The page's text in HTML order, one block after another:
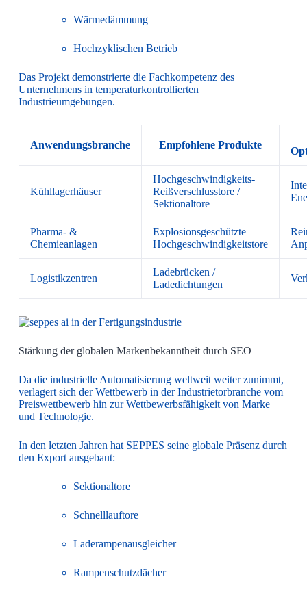
Wärmedämmung
Hochzyklischen Betrieb
Das Projekt demonstrierte die Fachkompetenz des
Unternehmens in temperaturkontrollierten
Industrieumgebungen.
Anwendungsbranche Empfohlene Produkte
Kühllagerhäuser
Hochgeschwindigkeits-
Reißverschlusstore /
Sektionaltore
Pharma- &
Chemieanlagen
Explosionsgeschützte
Hochgeschwindigkeitstore
Logistikzentren
Ladebrücken /
Ladedichtungen
Stärkung der globalen Markenbekanntheit durch SEO
Da die industrielle Automatisierung weltweit weiter zunimmt,
verlagert sich der Wettbewerb in der Industrietorbranche vom
Preiswettbewerb hin zur Wettbewerbsfähigkeit von Marke
und Technologie.
In den letzten Jahren hat SEPPES seine globale Präsenz durch
den Export ausgebaut:
Sektionaltore
Schnelllauftore
Laderampenausgleicher
Rampenschutzdächer